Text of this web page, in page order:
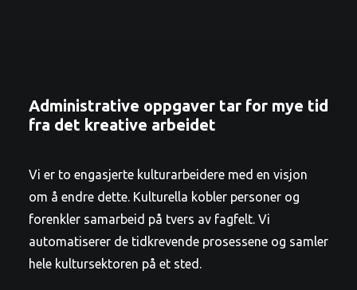
Administrative oppgaver tar for mye tid
fra det kreative arbeidet
Vi er to engasjerte kulturarbeidere med en visjon
om å endre dette. Kulturella kobler personer og
forenkler samarbeid på tvers av fagfelt. Vi
automatiserer de tidkrevende prosessene og samler
hele kultursektoren på et sted.